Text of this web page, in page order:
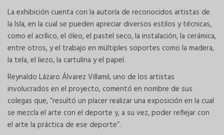
La exhibición cuenta con la autoría de reconocidos artistas de
la Isla, en la cual se pueden apreciar diversos estilos y técnicas,
como el acrílico, el óleo, el pastel seco, la instalación, la cerámica,
entre otros, y el trabajo en múltiples soportes como la madera,
la tela, el liezo, la cartulina y el papel.
Reynaldo Lázaro Álvarez Villamil, uno de los artistas
involucrados en el proyecto, comentó en nombre de sus
colegas que, “resultó un placer realizar una exposición en la cual
se mezcla el arte con el deporte y, a su vez, poder reflejar con
el arte la práctica de ese deporte”.